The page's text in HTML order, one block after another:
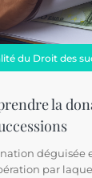
du Droit des
la
déguisée
par